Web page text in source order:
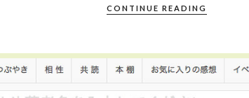
CONTINUE READING